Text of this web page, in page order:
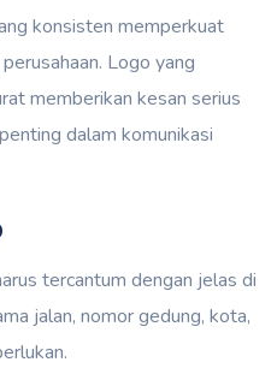
konsisten memperkuat
Logo yang
memberikan kesan serius
dalam komunikasi
tercantum dengan jelas di
jalan, nomor gedung, kota,